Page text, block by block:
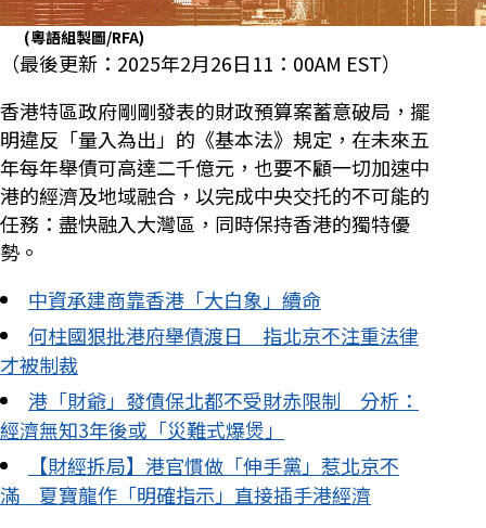
(粵語組製圖/RFA)
（最後更新：2025年2月26日11：00AM EST）
香港特區政府剛剛發表的財政預算案蓄意破局，擺
明違反「量入為出」的《基本法》規定，在未來五
年每年舉債可高達二千億元，也要不顧一切加速中
港的經濟及地域融合，以完成中央交托的不可能的
任務：盡快融入大灣區，同時保持香港的獨特優
勢。
中資承建商靠香港「大白象」續命
何柱國狠批港府舉債渡日 指北京不注重法律
才被制裁
港「財爺」發債保北都不受財赤限制 分析：
經濟無知3年後或「災難式爆煲」
【財經拆局】港官慣做「伸手黨」惹北京不
滿 夏寶龍作「明確指示」直接插手港經濟